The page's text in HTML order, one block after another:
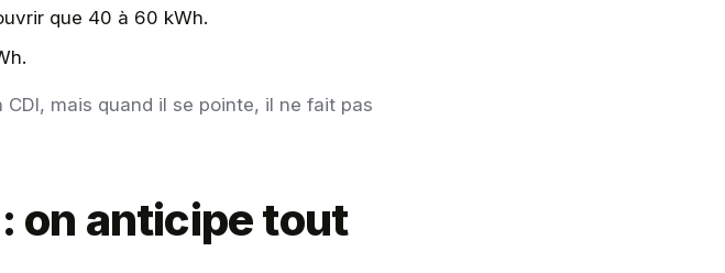
que 40 à 60 kWh.
CDI, mais quand il se pointe, il ne fait pas
on anticipe tout